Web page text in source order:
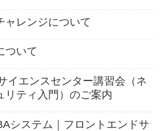
ャレンジについて
ついて
イエンスセンター講習会（ネ
リティ入門）のご案内
システム｜フロントエンドサ